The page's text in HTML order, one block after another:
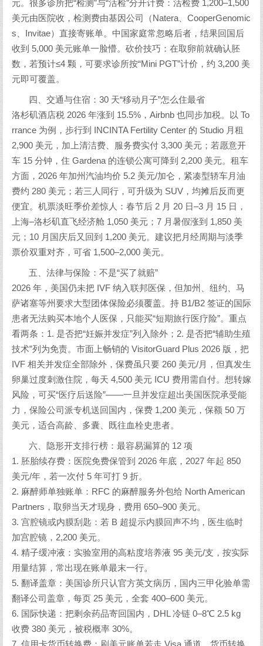
元。很多诊所把“检测”与“活检”分开计费：活检费 1,200–1,500
美元由医院收，检测费由基因公司（Natera、CooperGenomic
s、Invitae）直接寄账单。中国家庭常忽略后者，结果回国后
收到 5,000 美元账单一脸懵。砍价技巧：在取卵前就确认胚
数，若预计≤4 颗，可要求诊所按“Mini PGT”计价，约 3,200 美
元即可覆盖。
四、交通与住宿：30 天“移动月子”怎么住最省
洛杉矶酒店税 2026 年涨到 15.5%，Airbnb 也同步加税。以 To
rrance 为例，步行到 INCINTA Fertility Center 的 Studio 月租
2,900 美元，加上清洁费、服务费实付 3,300 美元；若愿意开
车 15 分钟，住 Gardena 的连锁公寓可降到 2,200 美元。租车
方面，2026 年加州汽油均价 5.2 美元/加仑，紧凑型轿车月油
费约 280 美元；若三人同行，可升级为 SUV，均摊后反而更
便宜。机票淡旺季价差惊人：春节后 2 月 20 日–3 月 15 日，
上海–洛杉矶直飞经济舱 1,050 美元；7 月暑假涨到 1,850 美
元；10 月国庆后又回到 1,200 美元。建议把月经周期与淡季
票价双重对齐，可省 1,500–2,000 美元。
五、法律与保险：不是“买了就赔”
2026 年，美国仍未把 IVF 纳入联邦医保，但加州、纽约、马
萨诸塞等州要求大型团体保险必须覆盖。持 B1/B2 签证的国际
患者无法购买本地个人医保，只能买“短期旅行医疗险”。重点
看两条：1. 是否把“妊娠并发症”列入除外；2. 是否把“辅助生殖
技术”列为免责。市面上畅销的 VisitorGuard Plus 2026 版，把
IVF 相关并发症全部除外，保费虽只要 260 美元/月，但真发生
卵巢过度刺激住院，每天 4,500 美元 ICU 费用需自付。想转嫁
风险，可买“医疗后送险”——一旦并发症超出美国医院承受能
力，保险公司派专机送回国内，保费 1,200 美元，保额 50 万
美元，适合高龄、多囊、既往血栓史患者。
六、隐形开支排行榜：最容易漏算的 12 项
1. 胚胎续存费：医院免费保管到 2026 年底，2027 年起 850
美元/年，若一次付 5 年可打 9 折。
2. 麻醉师单独账单：RFC 的麻醉服务外包给 North American
Partners，取卵当天才现身，费用 650–900 美元。
3. 宫腔镜或内膜刮匙：若 B 超提示内膜回声不均，医生临时
加宫腔镜，2,200 美元。
4. 精子缓冲液：实验室用的高粘度培养液 95 美元/支，按实际
用量结算，常出现在账单最末一行。
5. 翻译盖章：美国诊所只认官方英文病历，国内三甲化验单需
翻译公司盖章，每页 25 美元，全套 400–600 美元。
6. 国际快递：把剩余药品寄回国内，DHL 冷链 0–8℃ 2.5 kg
收费 380 美元，被税概率 30%。
7. 信用卡货币转换费：刷美元账单若走 Visa 通道，货币转换